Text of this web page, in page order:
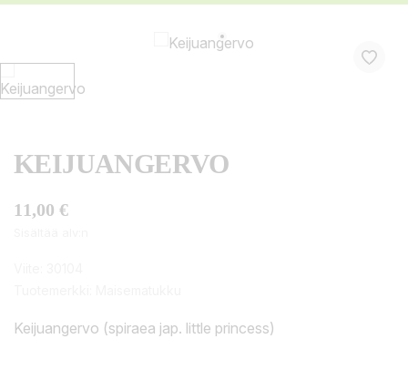
KEIJUANGERVO
11,00 €
Keijuangervo (spiraea jap. little princess)